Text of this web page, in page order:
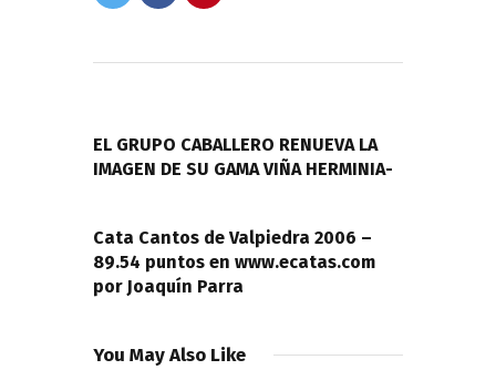
entradas
EL GRUPO CABALLERO RENUEVA LA
IMAGEN DE SU GAMA VIÑA HERMINIA-
Cata Cantos de Valpiedra 2006 –
89.54 puntos en www.ecatas.com
por Joaquín Parra
You May Also Like